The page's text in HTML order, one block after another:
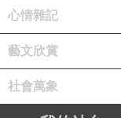
機會，高速訊
外損耗，因此
DD
少過孔與轉折
心情雜記
藝文欣賞
社會萬象